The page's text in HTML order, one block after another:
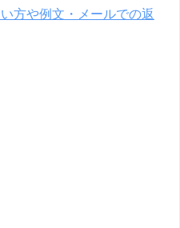
方や例文・メールでの返